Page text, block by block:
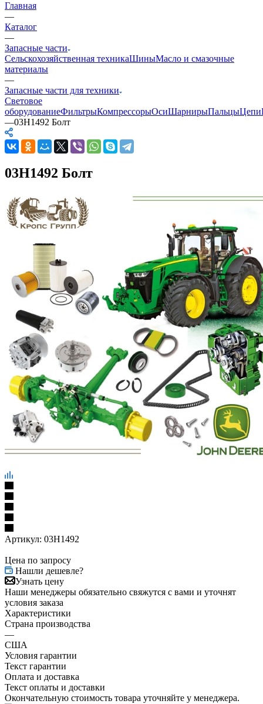
Главная
—
Каталог
—
Запасные части
Сельскохозяйственная техникаШиныМасло и смазочные
материалы
—
Запасные части для техники
Световое
оборудованиеФильтрыКомпрессорыОсиШарнирыПальцыЦепи
—03H1492 Болт
03H1492 Болт
Артикул: 03H1492
Цена по запросу
Нашли дешевле?
Узнать цену
Наши менеджеры обязательно свяжутся с вами и уточнят
условия заказа
Характеристики
Страна производства
—
США
Условия гарантии
Текст гарантии
Оплата и доставка
Текст оплаты и доставки
Окончательную стоимость товара уточняйте у менеджера.